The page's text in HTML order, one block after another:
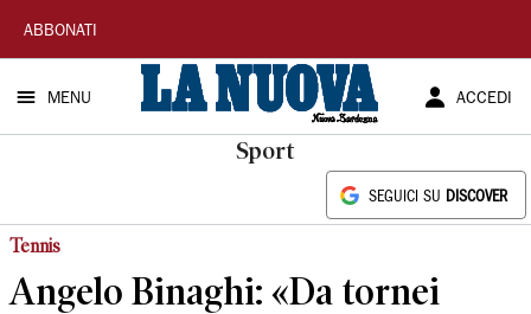
La
Nuova
Sardegna
ABBONATI
MENU ACCEDI
Sport
SEGUICI SU DISCOVER
Tennis
Angelo Binaghi: «Da tornei